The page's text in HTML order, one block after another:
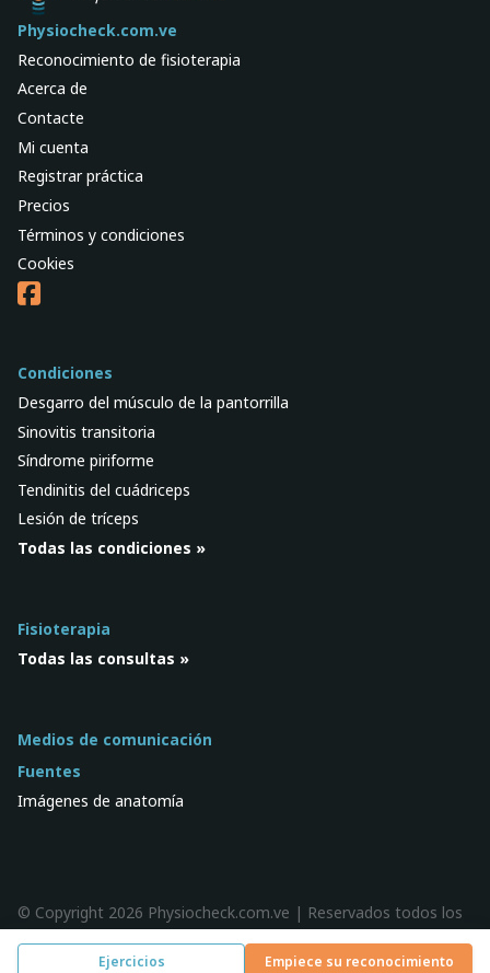
Ejercicios Empiece su reconocimiento
Physiocheck.com.ve
Reconocimiento de fisioterapia
Acerca de
Contacte
Mi cuenta
Registrar práctica
Precios
Términos y condiciones
Cookies
Condiciones
Desgarro del músculo de la pantorrilla
Sinovitis transitoria
Síndrome piriforme
Tendinitis del cuádriceps
Lesión de tríceps
Todas las condiciones »
Fisioterapia
Todas las consultas »
Medios de comunicación
Fuentes
Imágenes de anatomía
© Copyright 2026 Physiocheck.com.ve | Reservados todos los
derechos |Privacidad| Diseño:SWiF